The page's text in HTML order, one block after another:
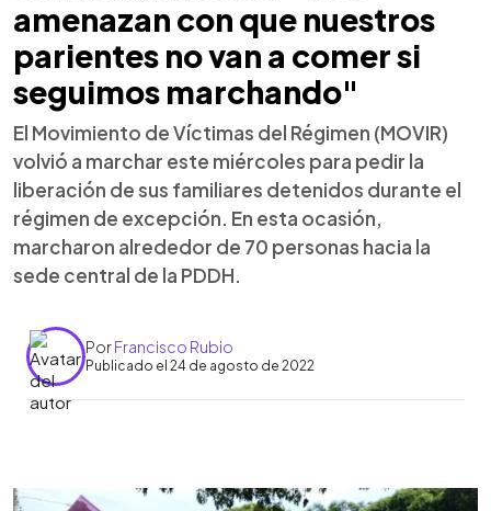
amenazan con que nuestros
parientes no van a comer si
seguimos marchando"
El Movimiento de Víctimas del Régimen (MOVIR)
volvió a marchar este miércoles para pedir la
liberación de sus familiares detenidos durante el
régimen de excepción. En esta ocasión,
marcharon alrededor de 70 personas hacia la
sede central de la PDDH.
PorFrancisco Rubio
Publicado el 24 de agosto de 2022
Escuchar artículo